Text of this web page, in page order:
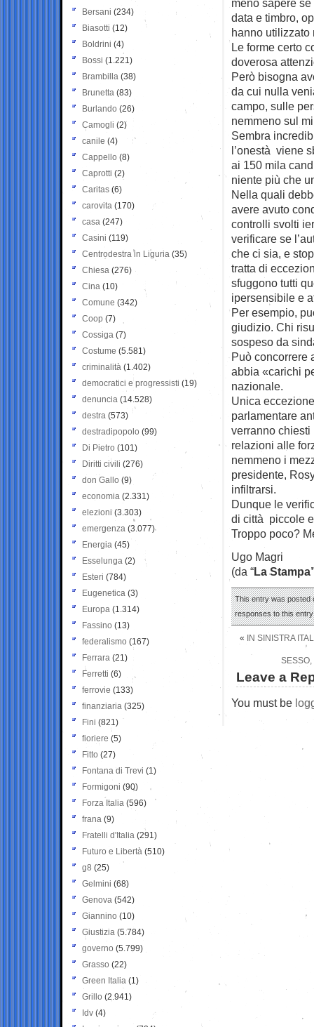
meno sapere
data e timbro,
hanno
Le forme certo
doverosa
Però bisogna
da cui nulla
campo, sulle
nemmeno sul
Sembra
l’onestà viene
ai 150 mila
niente più che
Nella quali
avere avuto
controlli svolti
verificare se
che ci sia, e
tratta di
sfuggono tutti
ipersensibile e
Per esempio,
giudizio. Chi
sospeso da
Può concorrere
abbia «carichi
nazionale.
Unica
parlamentare
verranno
relazioni alle
nemmeno i
presidente,
infiltrarsi.
Dunque le
di città piccole
Troppo poco?
Ugo Magri
(da “La
This entry was posted
responses to this
« IN SINISTRA
Leave a
You must be
Bersani (234)
Biasotti (12)
Boldrini (4)
Bossi (1.221)
Brambilla (38)
Brunetta (83)
Burlando (26)
Camogli (2)
canile (4)
Cappello (8)
Caprotti (2)
Caritas (6)
carovita (170)
casa (247)
Casini (119)
Centrodestra in Liguria (35)
Chiesa (276)
Cina (10)
Comune (342)
Coop (7)
Cossiga (7)
Costume (5.581)
criminalità (1.402)
democratici e progressisti (19)
denuncia (14.528)
destra (573)
destradipopolo (99)
Di Pietro (101)
Diritti civili (276)
don Gallo (9)
economia (2.331)
elezioni (3.303)
emergenza (3.077)
Energia (45)
Esselunga (2)
Esteri (784)
Eugenetica (3)
Europa (1.314)
Fassino (13)
federalismo (167)
Ferrara (21)
Ferretti (6)
ferrovie (133)
finanziaria (325)
Fini (821)
fioriere (5)
Fitto (27)
Fontana di Trevi (1)
Formigoni (90)
Forza Italia (596)
frana (9)
Fratelli d'Italia (291)
Futuro e Libertà (510)
g8 (25)
Gelmini (68)
Genova (542)
Giannino (10)
Giustizia (5.784)
governo (5.799)
Grasso (22)
Green Italia (1)
Grillo (2.941)
Idv (4)